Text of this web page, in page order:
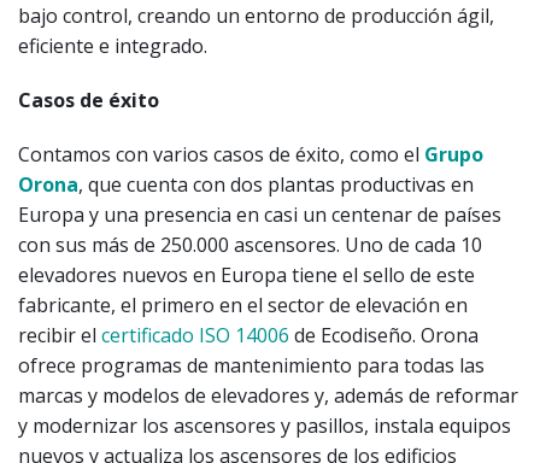
bajo control, creando un entorno de producción ágil,
eficiente e integrado.
Casos de éxito
Contamos con varios casos de éxito, como el Grupo
Orona, que cuenta con dos plantas productivas en
Europa y una presencia en casi un centenar de países
con sus más de 250.000 ascensores. Uno de cada 10
elevadores nuevos en Europa tiene el sello de este
fabricante, el primero en el sector de elevación en
recibir el certificado ISO 14006 de Ecodiseño. Orona
ofrece programas de mantenimiento para todas las
marcas y modelos de elevadores y, además de reformar
y modernizar los ascensores y pasillos, instala equipos
nuevos y actualiza los ascensores de los edificios